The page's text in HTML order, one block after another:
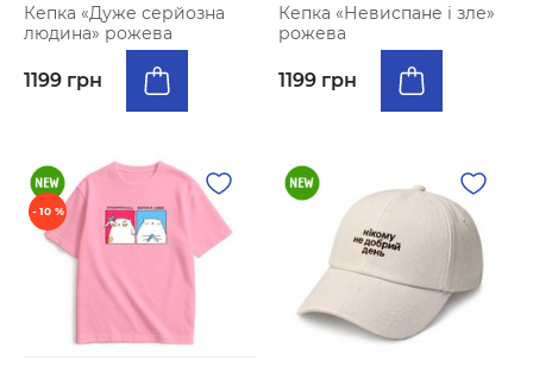
Кепка «Дуже серйозна
людина» рожева
1199 грн
Кепка «Невиспане і зле»
рожева
1199 грн
- 10 %